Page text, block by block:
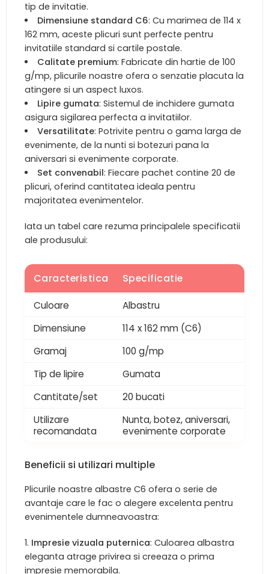
tip de invitatie.
Dimensiune standard C6: Cu marimea de 114 x
162 mm, aceste plicuri sunt perfecte pentru
invitatiile standard si cartile postale.
Calitate premium: Fabricate din hartie de 100
g/mp, plicurile noastre ofera o senzatie placuta la
atingere si un aspect luxos.
Lipire gumata: Sistemul de inchidere gumata
asigura sigilarea perfecta a invitatiilor.
Versatilitate: Potrivite pentru o gama larga de
evenimente, de la nunti si botezuri pana la
aniversari si evenimente corporate.
Set convenabil: Fiecare pachet contine 20 de
plicuri, oferind cantitatea ideala pentru
majoritatea evenimentelor.
Iata un tabel care rezuma principalele specificatii
ale produsului:
Caracteristica Specificatie
Culoare
Albastru
Dimensiune
114 x 162 mm (C6)
Gramaj
100 g/mp
Tip de lipire
Gumata
Cantitate/set
20 bucati
Utilizare
recomandata
Nunta, botez, aniversari,
evenimente corporate
Beneficii si utilizari multiple
Plicurile noastre albastre C6 ofera o serie de
avantaje care le fac o alegere excelenta pentru
evenimentele dumneavoastra:
Impresie vizuala puternica: Culoarea albastra
eleganta atrage privirea si creeaza o prima
impresie memorabila.